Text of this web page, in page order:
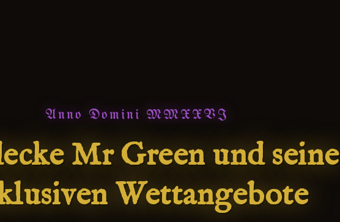
Anno Domini MMXXVI
Mr Green und seine
Wettangebote